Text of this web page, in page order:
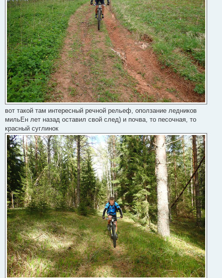
вот такой там интересный речной рельеф, оползание ледников
мильЕн лет назад оставил свой след) и почва, то песочная, то
красный суглинок